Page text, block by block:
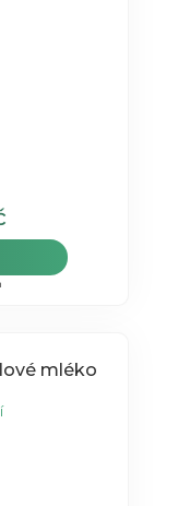
mléko